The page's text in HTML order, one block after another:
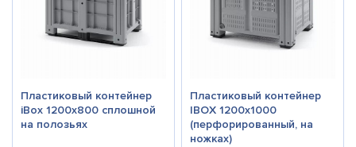
Пластиковый контейнер
iBox 1200х800 сплошной
на полозьях
Пластиковый контейнер
IBOX 1200х1000
(перфорированный, на
ножках)